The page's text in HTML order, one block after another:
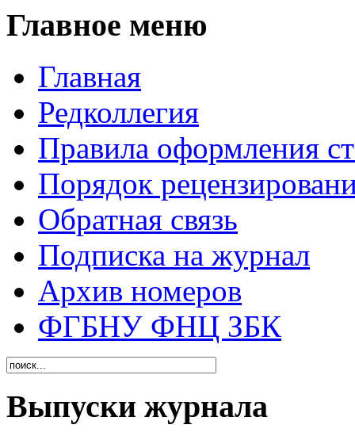
Главное меню
Главная
Редколлегия
Правила оформления
Порядок
Обратная связь
Подписка на журнал
Архив номеров
ФГБНУ ФНЦ ЗБК
Выпуски журнала